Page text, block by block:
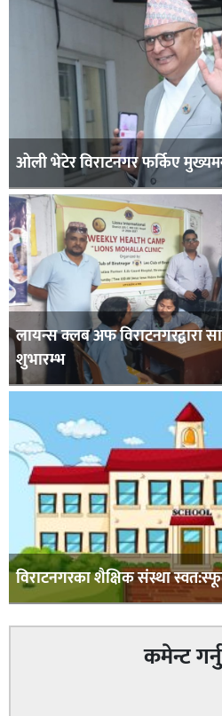
ओली भेटेर विराटनगर फर्किए
लायन्स क्लब अफ विराटनगरद्वारा
शुभारम्भ
विराटनगरका शैक्षिक संस्था
कमेन्ट